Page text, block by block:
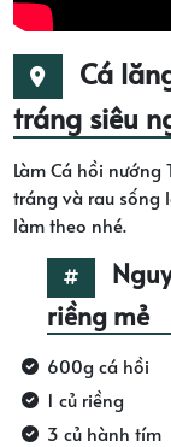
Cá
tráng siêu
Làm Cá hồi
tráng và rau sống
làm theo nhé.
riềng mẻ
600g cá hồi
1 củ riềng
3 củ hành tím